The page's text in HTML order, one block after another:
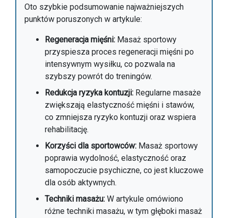
Oto szybkie podsumowanie najważniejszych
punktów poruszonych w artykule:
Regeneracja mięśni: Masaż sportowy
przyspiesza proces regeneracji mięśni po
intensywnym wysiłku, co pozwala na
szybszy powrót do treningów.
Redukcja ryzyka kontuzji: Regularne masaże
zwiększają elastyczność mięśni i stawów,
co zmniejsza ryzyko kontuzji oraz wspiera
rehabilitację.
Korzyści dla sportowców: Masaż sportowy
poprawia wydolność, elastyczność oraz
samopoczucie psychiczne, co jest kluczowe
dla osób aktywnych.
Techniki masażu: W artykule omówiono
różne techniki masażu, w tym głęboki masaż